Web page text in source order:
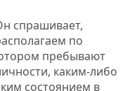
спрашивает,
по
пребывают
каким-либо
состоянием в